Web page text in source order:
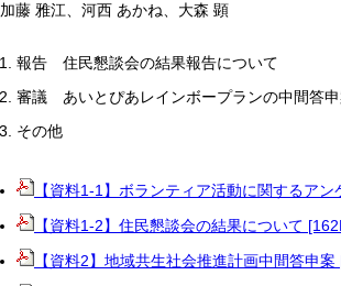
加藤 雅江、河西 あかね、大森 顕
報告 住民懇談会の結果報告について
審議 あいとぴあレインボープランの中間答
その他
【資料1-1】ボランティア活動に関するア
【資料1-2】住民懇談会の結果について
【資料2】地域共生社会推進計画中間答申